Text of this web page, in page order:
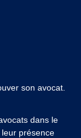
son avocat.
dans le
présence